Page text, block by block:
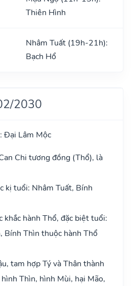
Thiên Hình
Nhâm Tuất (19h-21h):
Bạch Hổ
2030
Đại Lâm Mộc
Chi tương đồng (Thổ), là
kị tuổi: Nhâm Tuất, Bính
khắc hành Thổ, đặc biệt tuổi:
Bính Thìn thuộc hành Thổ
tam hợp Tý và Thân thành
Thìn, hình Mùi, hại Mão,